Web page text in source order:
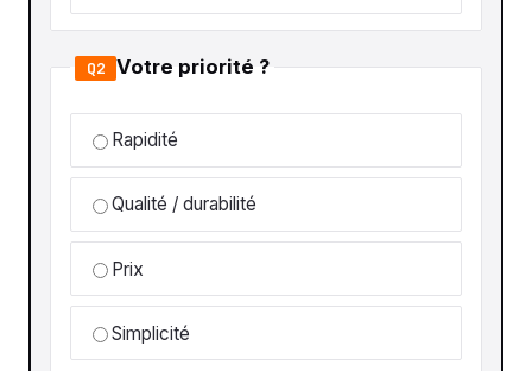
Q2 Votre priorité ?
Rapidité
Qualité / durabilité
Prix
Simplicité